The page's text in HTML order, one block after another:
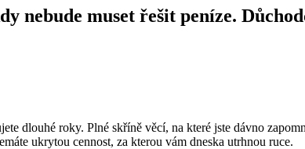
nebude muset řešit peníze.
dlouhé roky. Plné skříně věcí, na které jste dávno
ukrytou cennost, za kterou vám dneska utrhnou ruce.